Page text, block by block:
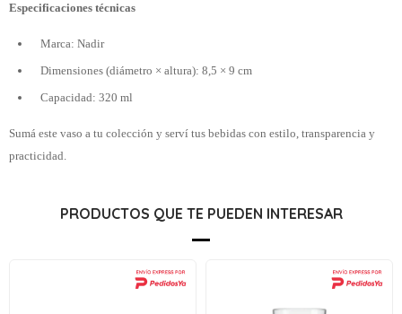
Especificaciones técnicas
Marca: Nadir
Dimensiones (diámetro × altura): 8,5 × 9 cm
Capacidad: 320 ml
Sumá este vaso a tu colección y serví tus bebidas con estilo, transparencia y
practicidad.
PRODUCTOS QUE TE PUEDEN INTERESAR